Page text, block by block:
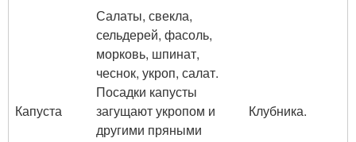
Капуста
Салаты, свекла,
сельдерей, фасоль,
морковь, шпинат,
чеснок, укроп, салат.
Посадки капусты
загущают укропом и
другими пряными
Клубника.